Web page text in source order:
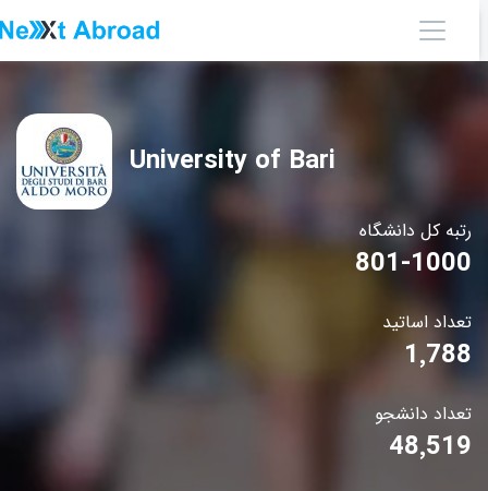
رتبه کل دانشگاه
801-1000
تعداد اساتید
1٬788
تعداد دانشجو
48٬519
University of Bari